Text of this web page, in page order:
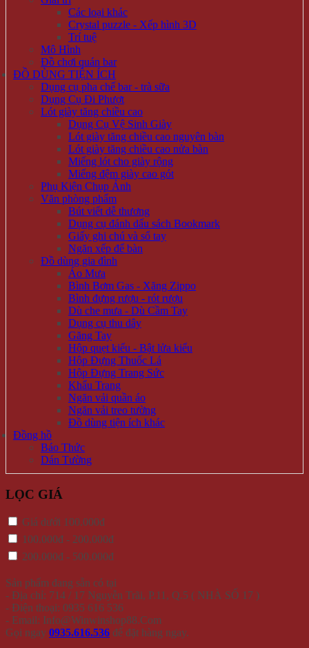
Các loại khác
Crystal puzzle - Xếp hình 3D
Trí tuệ
Mô Hình
Đồ chơi quán bar
ĐỒ DÙNG TIỆN ÍCH
Dụng cụ pha chế bar - trà sữa
Dụng Cụ Đi Phượt
Lót giày tăng chiều cao
Dụng Cụ Vệ Sinh Giày
Lót giày tăng chiều cao nguyên bàn
Lót giày tăng chiều cao nửa bàn
Miếng lót cho giày rộng
Miếng đệm giày cao gót
Phụ Kiện Chụp Ảnh
Văn phòng phẩm
Bút viết dễ thương
Dụng cụ đánh dấu sách Bookmark
Giấy ghi chú và sổ tay
Ngăn xếp để bàn
Đồ dùng gia đình
Áo Mưa
Bình Bơm Gas - Xăng Zippo
Bình đựng rượu - rót rượu
Dù che mưa - Dù Cầm Tay
Dụng cụ thu dây
Găng Tay
Hộp quẹt kiểu - Bật lửa kiểu
Hộp Đựng Thuốc Lá
Hộp Đựng Trang Sức
Khẩu Trang
Ngăn vải quần áo
Ngăn vải treo tường
Đồ dùng tiện ích khác
Đồng hồ
Báo Thức
Dán Tường
LỌC GIÁ
Giá dưới 100.000đ
100.000đ - 200.000đ
200.000đ - 500.000đ
Sản phẩm đang sẵn có tại
- Địa chỉ: 714 / 17 Nguyễn Trãi, P.11, Q.5 ( NHÀ SỐ 17 )
- Điện thoại: 0935 616 536
- Email: Info@Winwinshop88.Com
Gọi ngay 0935.616.536 để đặt hàng ngay.